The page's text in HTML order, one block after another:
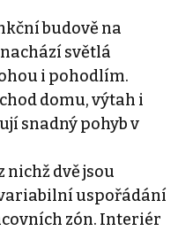
budově na
světlá
i pohodlím.
domu, výtah i
snadný pohyb v
dvě jsou
uspořádání
zón. Interiér